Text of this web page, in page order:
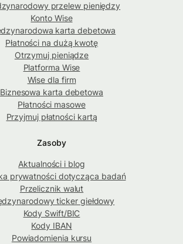
przelew pieniędzy
Konto Wise
karta debetowa
Płatności na dużą kwotę
Otrzymuj pieniądze
Platforma Wise
Wise dla firm
Biznesowa karta debetowa
Płatności masowe
Przyjmuj płatności kartą
Zasoby
Aktualności i blog
prywatności dotycząca badań
Przelicznik walut
ticker giełdowy
Kody Swift/BIC
Kody IBAN
Powiadomienia kursu